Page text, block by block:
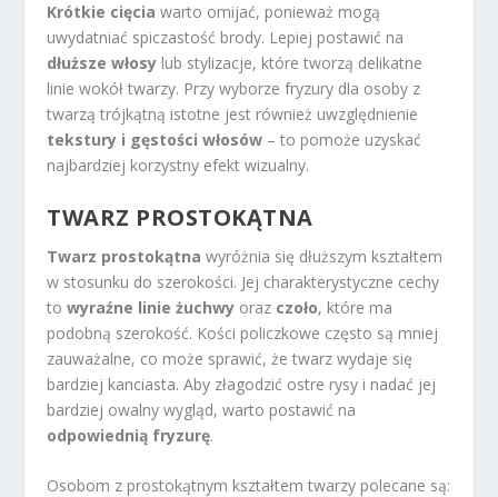
Krótkie cięcia warto omijać, ponieważ mogą
uwydatniać spiczastość brody. Lepiej postawić na
dłuższe włosy lub stylizacje, które tworzą delikatne
linie wokół twarzy. Przy wyborze fryzury dla osoby z
twarzą trójkątną istotne jest również uwzględnienie
tekstury i gęstości włosów – to pomoże uzyskać
najbardziej korzystny efekt wizualny.
TWARZ PROSTOKĄTNA
Twarz prostokątna wyróżnia się dłuższym kształtem
w stosunku do szerokości. Jej charakterystyczne cechy
towyraźne linie żuchwy oraz czoło, które ma
podobną szerokość. Kości policzkowe często są mniej
zauważalne, co może sprawić, że twarz wydaje się
bardziej kanciasta. Aby złagodzić ostre rysy i nadać jej
bardziej owalny wygląd, warto postawić na
odpowiednią fryzurę.
Osobom z prostokątnym kształtem twarzy polecane są: